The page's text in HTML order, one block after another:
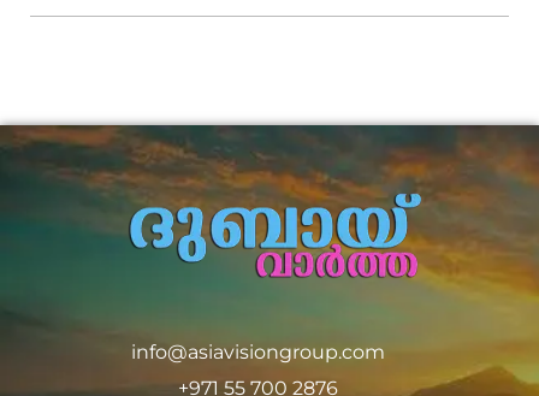
info@asiavisiongroup.com
+971 55 700 2876